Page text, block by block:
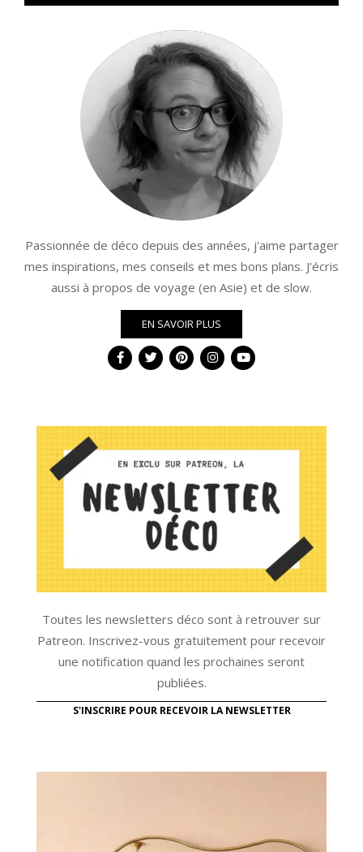
Passionnée de déco depuis des années, j'aime partager
mes inspirations, mes conseils et mes bons plans. J'écris
aussi à propos de voyage (en Asie) et de slow.
EN SAVOIR PLUS
Toutes les newsletters déco sont à retrouver sur
Patreon. Inscrivez-vous gratuitement pour recevoir
une notification quand les prochaines seront
publiées.
S'INSCRIRE POUR RECEVOIR LA NEWSLETTER